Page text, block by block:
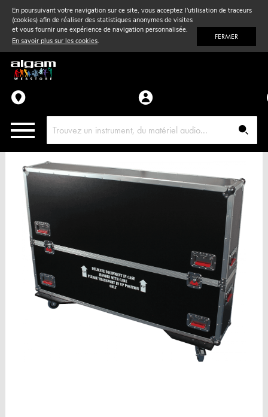
En poursuivant votre navigation sur ce site, vous acceptez l'utilisation de traceurs
(cookies) afin de réaliser des statistiques anonymes de visites
et vous fournir une expérience de navigation personnalisée.
En savoir plus sur les cookies. FERMER
Vent& Violon
Accessoires
Pièces détachées